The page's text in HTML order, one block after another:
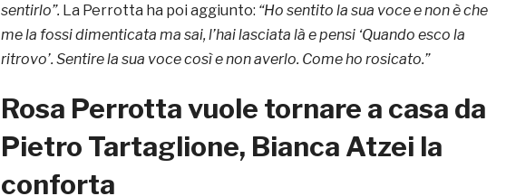
sentirlo”. La Perrotta ha poi aggiunto: “Ho sentito la sua voce e non è che
me la fossi dimenticata ma sai, l’hai lasciata là e pensi ‘Quando esco la
ritrovo’. Sentire la sua voce così e non averlo. Come ho rosicato.”
Rosa Perrotta vuole tornare a casa da
Pietro Tartaglione, Bianca Atzei la
conforta